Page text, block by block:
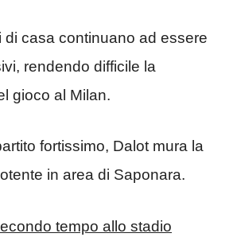
di casa continuano ad essere
rendendo difficile la
gioco al Milan.
fortissimo, Dalot mura la
in area di Saponara.
tempo allo stadio